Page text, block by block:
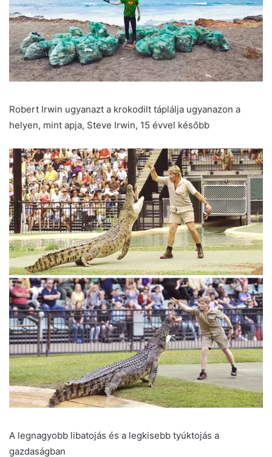
Robert Irwin ugyanazt a krokodilt táplálja ugyanazon a
helyen, mint apja, Steve Irwin, 15 évvel később
A legnagyobb libatojás és a legkisebb tyúktojás a
gazdaságban